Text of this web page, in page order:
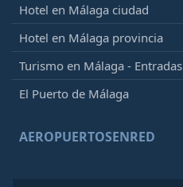
Hotel en Málaga ciudad
Hotel en Málaga provincia
Turismo en Málaga - Entradas
El Puerto de Málaga
AEROPUERTOSENRED